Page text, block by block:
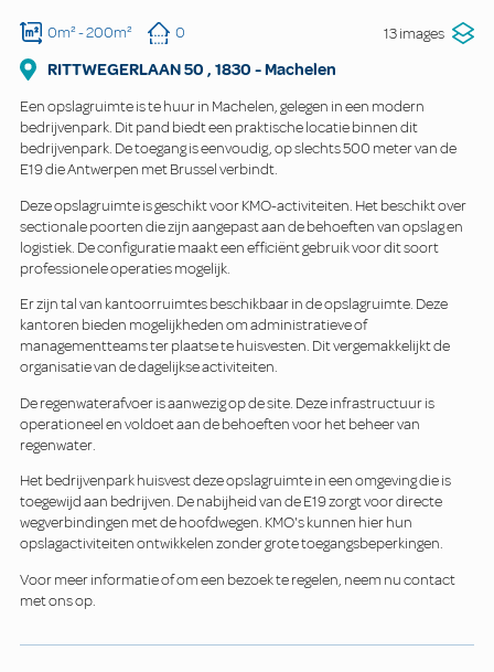
0m²- 200m² 0 13 images
RITTWEGERLAAN50 , 1830 -Machelen
Een opslagruimte is te huur in Machelen, gelegen in een modern
bedrijvenpark. Dit pand biedt een praktische locatie binnen dit
bedrijvenpark. De toegang is eenvoudig, op slechts 500 meter van de
E19 die Antwerpen met Brussel verbindt.
Deze opslagruimte is geschikt voor KMO-activiteiten. Het beschikt over
sectionale poorten die zijn aangepast aan de behoeften van opslag en
logistiek. De configuratie maakt een efficiënt gebruik voor dit soort
professionele operaties mogelijk.
Er zijn tal van kantoorruimtes beschikbaar in de opslagruimte. Deze
kantoren bieden mogelijkheden om administratieve of
managementteams ter plaatse te huisvesten. Dit vergemakkelijkt de
organisatie van de dagelijkse activiteiten.
De regenwaterafvoer is aanwezig op de site. Deze infrastructuur is
operationeel en voldoet aan de behoeften voor het beheer van
regenwater.
Het bedrijvenpark huisvest deze opslagruimte in een omgeving die is
toegewijd aan bedrijven. De nabijheid van de E19 zorgt voor directe
wegverbindingen met de hoofdwegen. KMO's kunnen hier hun
opslagactiviteiten ontwikkelen zonder grote toegangsbeperkingen.
Voor meer informatie of om een bezoek te regelen, neem nu contact
met ons op.